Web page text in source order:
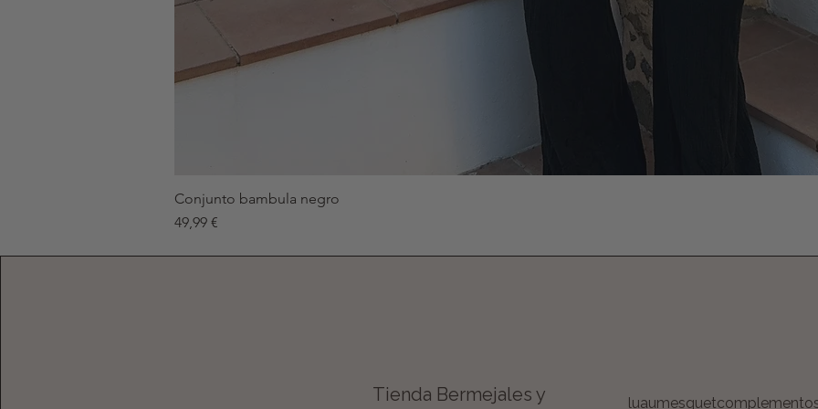
Conjunto bambula negro
Precio
49,99 €
Tienda Bermejales y